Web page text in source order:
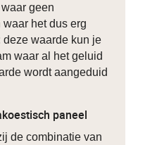
geen
het dus erg
deze waarde kun je
waar al het geluid
wordt aangeduid
paneel
de combinatie van